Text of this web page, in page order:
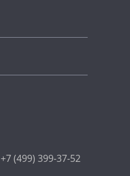
+7 (499) 399-37-52